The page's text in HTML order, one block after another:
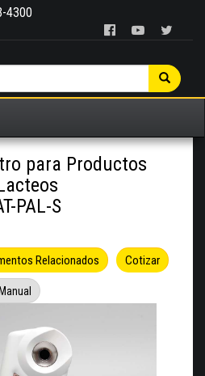
4300
para Productos
PAL-S
Cotizar
Relacionados
Manual